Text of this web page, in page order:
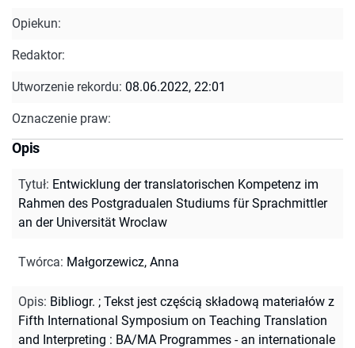
Opiekun:
Redaktor:
Utworzenie rekordu: 08.06.2022, 22:01
Oznaczenie praw:
Opis
Tytuł: Entwicklung der translatorischen Kompetenz im
Rahmen des Postgradualen Studiums für Sprachmittler
an der Universität Wroclaw
Twórca: Małgorzewicz, Anna
Opis: Bibliogr. ; Tekst jest częścią składową materiałów z
Fifth International Symposium on Teaching Translation
and Interpreting : BA/MA Programmes - an internationale